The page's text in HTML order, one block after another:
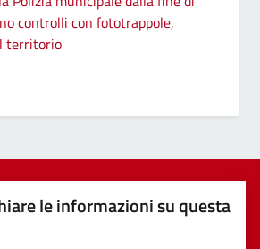
controlli con fototrappole,
territorio
le informazioni su questa